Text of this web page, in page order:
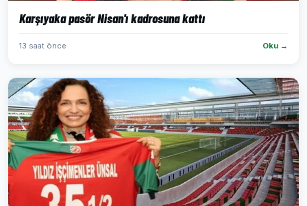
Karşıyaka pasör Nisan'ı kadrosuna kattı
13 saat önce Oku →